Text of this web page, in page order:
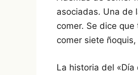
asociadas. Una de
comer. Se dice
comer siete
La historia del